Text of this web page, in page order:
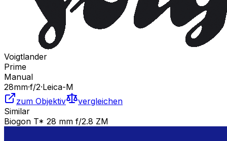
Voigtlander
Prime
Manual
28mm·f/2·Leica-M
zum Objektiv
vergleichen
Similar
Biogon T* 28 mm f/2.8 ZM